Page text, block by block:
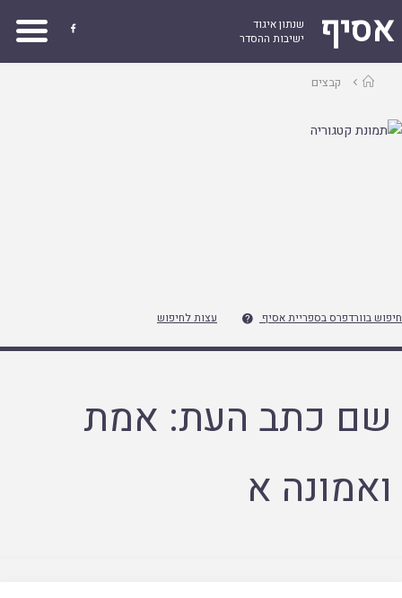
אסיף
שנתון איגוד
ישיבות ההסדר

עמודקבצים
חיפוש בוורדפרס בספריית אסיף  עצות לחיפוש
שם כתב העת: אמת
ואמונה א